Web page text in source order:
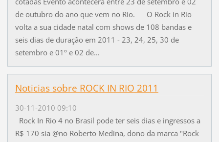
de outubro do ano que vem no Rio. O Rock in Rio
volta a sua cidade natal com shows de 108 bandas e
seis dias de duração em 2011 - 23, 24, 25, 30 de
setembro e 01º e 02 de...
Noticias sobre ROCK IN RIO 2011
30-11-2010 09:10
Rock In Rio 4 no Brasil pode ter seis dias e ingressos a
R$ 170 sia @no Roberto Medina, dono da marca "Rock